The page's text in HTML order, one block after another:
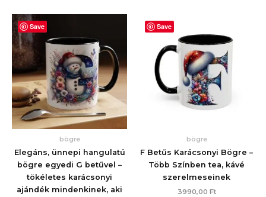
Save
bögre
Elegáns, ünnepi hangulatú
bögre egyedi G betűvel –
tökéletes karácsonyi
ajándék mindenkinek, aki
Save
bögre
F Betűs Karácsonyi Bögre –
Több Színben tea, kávé
szerelmeseinek
3990,00 Ft